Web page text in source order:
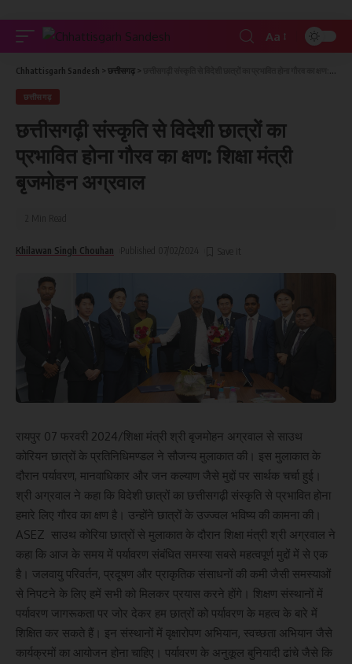
Aa
Chhattisgarh Sandesh > छत्तीसगढ़ >
छत्तीसगढ़
छत्तीसगढ़ी संस्कृति से विदेशी छात्रों का
प्रभावित होना गौरव का क्षण: शिक्षा मंत्री
बृजमोहन अग्रवाल
Khilawan Singh Chouhan
रायपुर 07 फरवरी 2024/शिक्षा मंत्री श्री बृजमोहन अग्रवाल से साउथ
कोरियन छात्रों के प्रतिनिधिमण्डल ने सौजन्य मुलाकात की। इस मुलाकात के
दौरान पर्यावरण, मानवाधिकार और जन कल्याण जैसे मुद्दों पर सार्थक चर्चा हुई।
श्री अग्रवाल ने कहा कि विदेशी छात्रों का छत्तीसगढ़ी संस्कृति से प्रभावित होना
हमारे लिए गौरव का क्षण है। उन्होंने छात्रों के उज्ज्वल भविष्य की कामना की।
ASEZ साउथ कोरिया छात्रों से मुलाकात के दौरान शिक्षा मंत्री श्री अग्रवाल ने
कहा कि आज के समय में पर्यावरण संबंधित समस्या सबसे महत्वपूर्ण मुद्दों में से एक
है। जलवायु परिवर्तन, प्रदूषण और प्राकृतिक संसाधनों की कमी जैसी समस्याओं
से निपटने के लिए हमें सभी को मिलकर प्रयास करने होंगे। शिक्षण संस्थानों में
पर्यावरण जागरूकता पर जोर देकर हम छात्रों को पर्यावरण के महत्व के बारे में
शिक्षित कर सकते हैं। इन संस्थानों में वृक्षारोपण अभियान, स्वच्छता अभियान जैसे
कार्यक्रमों का आयोजन होना चाहिए। पर्यावरण के अनुकूल बुनियादी ढांचे जैसे कि